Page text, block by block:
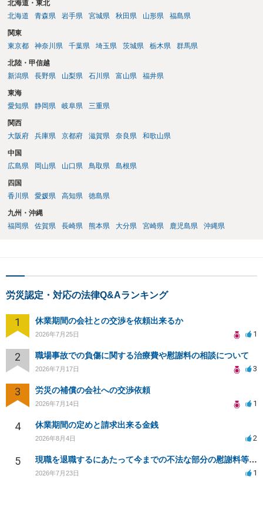
北海道・東北
北海道
青森県 岩手県 宮城県 秋田県 山形県 福島県
関東
東京都
神奈川県 千葉県 埼玉県 茨城県 栃木県 群馬県
北陸・甲信越
新潟県
長野県 山梨県 石川県 富山県 福井県
東海
愛知県
静岡県 岐阜県 三重県
関西
大阪府
兵庫県 京都府 滋賀県 奈良県 和歌山県
中国
広島県
岡山県 山口県 鳥取県 島根県
四国
香川県
愛媛県 高知県 徳島県
九州・沖縄
福岡県
佐賀県 長崎県 熊本県 大分県 宮崎県 鹿児島県 沖縄県
労災認定・対応の法律Q&Aランキング
1 休業期間の会社との交渉を依頼出来るか
2026年7月25日 1
2 職場事故での負傷に関する治療費や慰謝料の相談について
2026年7月17日 3
3 労災の補償の会社への交渉依頼
2026年7月14日 1
4 休業期間の定めと請求出来る金銭
2026年8月4日 2
5 現職を退職するにあたって今までの不法な部分の慰謝料等は請求できるのか。
2026年7月23日 1